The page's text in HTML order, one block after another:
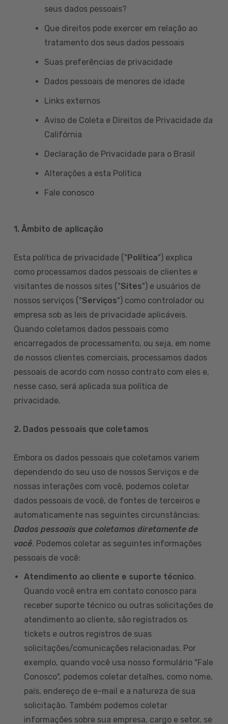
seus dados pessoais?
Que direitos pode exercer em relação ao
tratamento dos seus dados pessoais
Suas preferências de privacidade
Dados pessoais de menores de idade
Links externos
Aviso de Coleta e Direitos de Privacidade da
Califórnia
Declaração de Privacidade para o Brasil
Alterações a esta Política
Fale conosco
1. Âmbito de aplicação
Esta política de privacidade ("Política") explica
como processamos dados pessoais de clientes e
visitantes de nossos sites ("Sites") e usuários de
nossos serviços ("Serviços") como controlador ou
empresa sob as leis de privacidade aplicáveis.
Quando coletamos dados pessoais como
encarregados de processamento, ou seja, em nome
de nossos clientes comerciais, processamos dados
pessoais de acordo com nosso contrato com eles e,
nesse caso, será aplicada sua política de
privacidade.
2. Dados pessoais que coletamos
Embora os dados pessoais que coletamos variem
dependendo do seu uso de nossos Serviços e de
nossas interações com você, podemos coletar
dados pessoais de você, de fontes de terceiros e
automaticamente nas seguintes circunstâncias:
Dados pessoais que coletamos diretamente de
você. Podemos coletar as seguintes informações
pessoais de você:
Atendimento ao cliente e suporte técnico.
Quando você entra em contato conosco para
receber suporte técnico ou outras solicitações de
atendimento ao cliente, são registrados os
tickets e outros registros de suas
solicitações/comunicações relacionadas. Por
exemplo, quando você usa nosso formulário "Fale
Conosco", podemos coletar detalhes, como nome,
país, endereço de e-mail e a natureza de sua
solicitação. Também podemos coletar
informações sobre sua empresa, cargo e setor, se